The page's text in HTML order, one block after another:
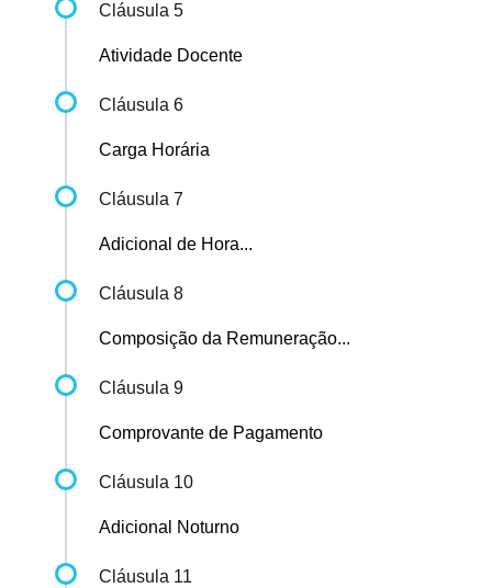
Cláusula 5
Atividade Docente
Cláusula 6
Carga Horária
Cláusula 7
Adicional de Hora...
Cláusula 8
Composição da Remuneração...
Cláusula 9
Comprovante de Pagamento
Cláusula 10
Adicional Noturno
Cláusula 11